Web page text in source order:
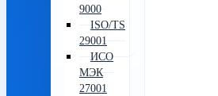
9000
ISO/TS
29001
ИСО
МЭК
27001